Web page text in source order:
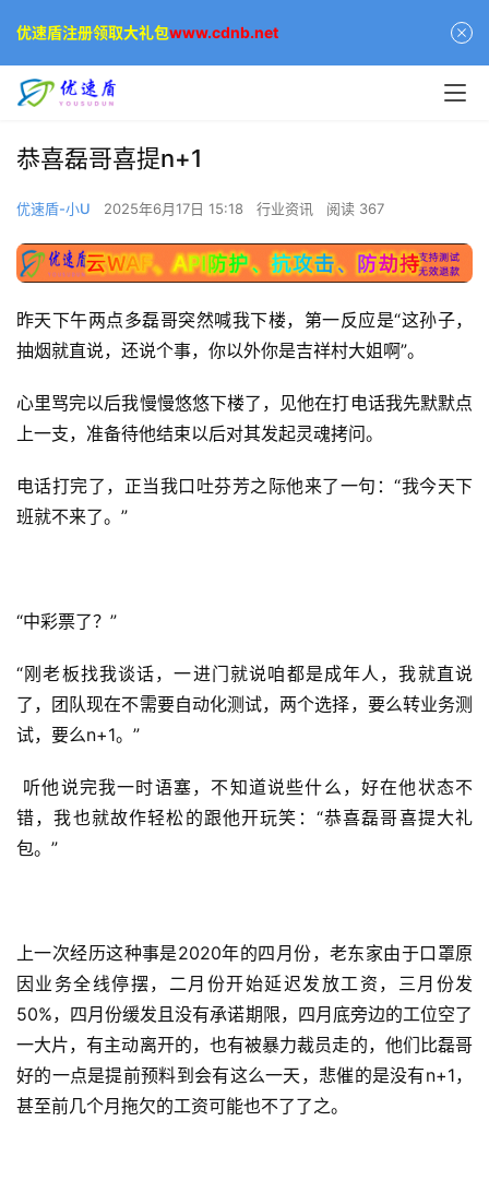
恭喜磊哥喜提n+1
优速盾-小U 2025年6月17日 15:18 行业资讯 阅读 367
昨天下午两点多磊哥突然喊我下楼，第一反应是“这孙子，
抽烟就直说，还说个事，你以外你是吉祥村大姐啊”。
心里骂完以后我慢慢悠悠下楼了，见他在打电话我先默默点
上一支，准备待他结束以后对其发起灵魂拷问。
电话打完了，正当我口吐芬芳之际他来了一句：“我今天下
班就不来了。”
“中彩票了？”
“刚老板找我谈话，一进门就说咱都是成年人，我就直说
了，团队现在不需要自动化测试，两个选择，要么转业务测
试，要么n+1。”
听他说完我一时语塞，不知道说些什么，好在他状态不
错，我也就故作轻松的跟他开玩笑：“恭喜磊哥喜提大礼
包。”
上一次经历这种事是2020年的四月份，老东家由于口罩原
因业务全线停摆，二月份开始延迟发放工资，三月份发
50%，四月份缓发且没有承诺期限，四月底旁边的工位空了
一大片，有主动离开的，也有被暴力裁员走的，他们比磊哥
好的一点是提前预料到会有这么一天，悲催的是没有n+1，
甚至前几个月拖欠的工资可能也不了了之。
优速盾注册领取大礼包www.cdnb.net